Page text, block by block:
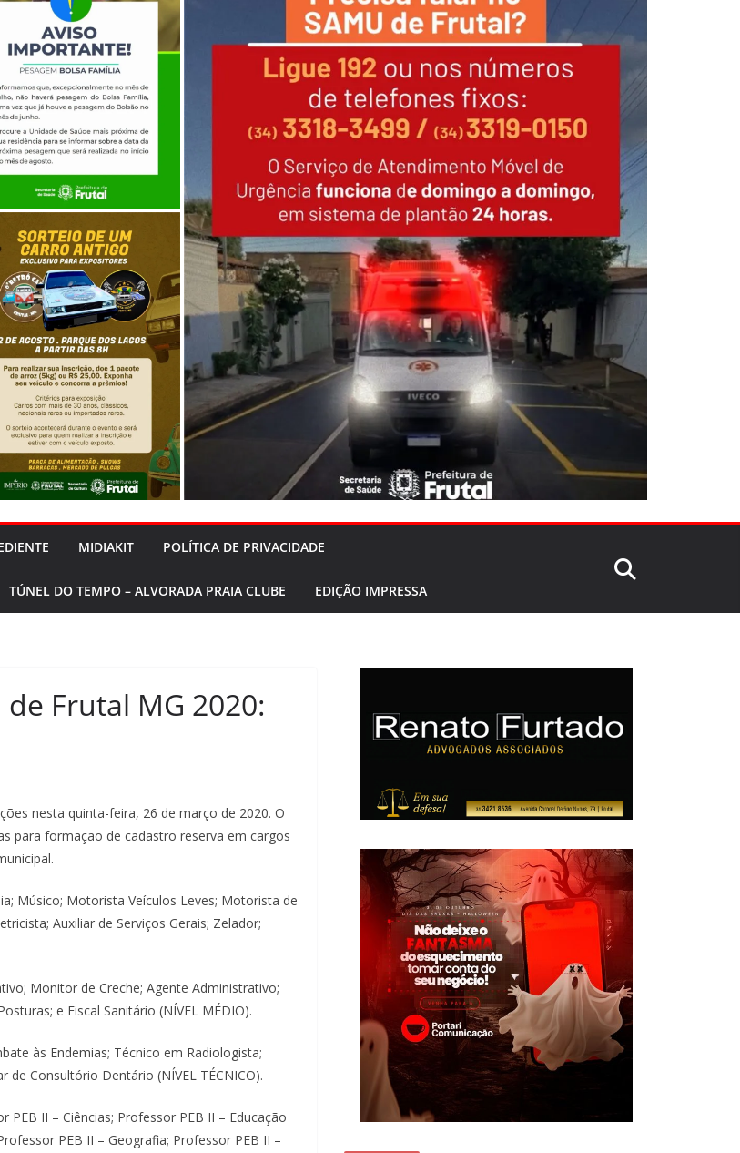
MIDIAKIT POLÍTICA DE PRIVACIDADE
TÚNEL DO TEMPO – ALVORADA PRAIA CLUBE EDIÇÃO IMPRESSA
Frutal MG 2020:
nesta quinta-feira, 26 de março de 2020. O
para formação de cadastro reserva em cargos
Músico; Motorista Veículos Leves; Motorista de
Auxiliar de Serviços Gerais; Zelador;
Monitor de Creche; Agente Administrativo;
e Fiscal Sanitário (NÍVEL MÉDIO).
às Endemias; Técnico em Radiologista;
de Consultório Dentário (NÍVEL TÉCNICO).
PEB II – Ciências; Professor PEB II – Educação
PEB II – Geografia; Professor PEB II –